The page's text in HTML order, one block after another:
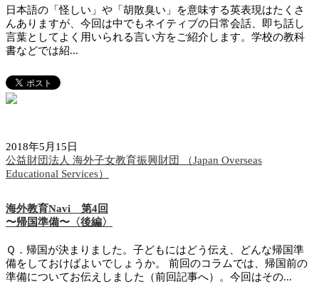
日本語の「怪しい」や「胡散臭い」を意味する英表現はたくさ
んありますが、今回は中でもネイティブの日常会話、即ち話し
言葉としてよく用いられる言い方をご紹介します。学校の教科
書などでは紹...
2018年5月15日
公益財団法人 海外子女教育振興財団 （Japan Overseas
Educational Services）
海外教育Navi 第4回
〜帰国準備〜〈後編〉
Ｑ．帰国が決まりました。子どもにはどう伝え、どんな帰国準
備をしておけばよいでしょうか。 前回のコラムでは、帰国前の
準備についてお伝えしました（前回記事へ）。今回はその...